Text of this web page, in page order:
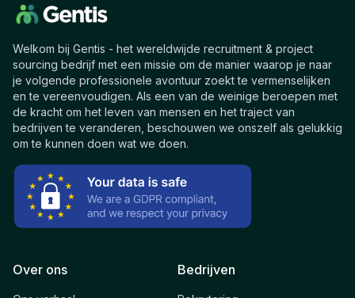
Welkom bij Gentis - het wereldwijde recruitment & project
sourcing bedrijf met een missie om de manier waarop je naar
je volgende professionele avontuur zoekt te vermenselijken
en te vereenvoudigen. Als een van de weinige beroepen met
de kracht om het leven van mensen en het traject van
bedrijven te veranderen, beschouwen we onszelf als gelukkig
om te kunnen doen wat we doen.
Over ons Bedrijven